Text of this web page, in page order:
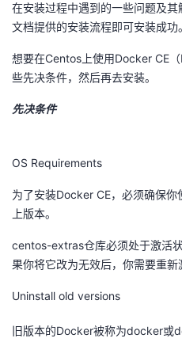
发
者
客
论
坛
的
圈
子
我
的
直
播
我
的
活
我
的
我
在安装过程中遇到的一些问题及
文档提供的安装流程即可安装成功。
想要在Centos上使用Docker CE
些先决条件，然后再去安装。
先决条件
OS Requirements
为了安装Docker CE，必须确保你
上版本。
centos-extras仓库必须处于激活
果你将它改为无效后，你需要重新
Uninstall old versions
旧版本的Docker被称为docker或